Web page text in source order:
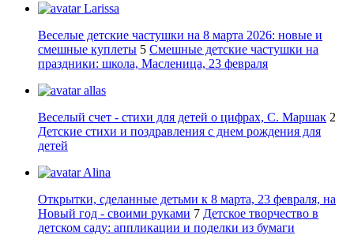
Larissa
Веселые детские частушки на 8 марта 2026: новые и
смешные куплеты 5 Смешные детские частушки на
праздники: школа, Масленица, 23 февраля
allas
Веселый счет - стихи для детей о цифрах, С. Маршак 2
Детские стихи и поздравления с днем рождения для
детей
Alina
Открытки, сделанные детьми к 8 марта, 23 февраля, на
Новый год - своими руками 7 Детское творчество в
детском саду: аппликации и поделки из бумаги